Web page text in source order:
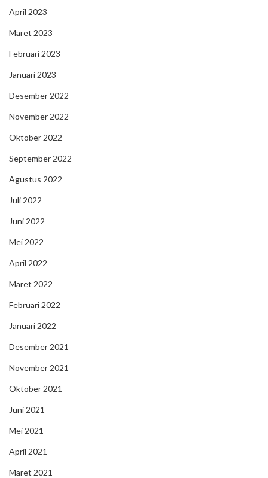
April 2023
Maret 2023
Februari 2023
Januari 2023
Desember 2022
November 2022
Oktober 2022
September 2022
Agustus 2022
Juli 2022
Juni 2022
Mei 2022
April 2022
Maret 2022
Februari 2022
Januari 2022
Desember 2021
November 2021
Oktober 2021
Juni 2021
Mei 2021
April 2021
Maret 2021